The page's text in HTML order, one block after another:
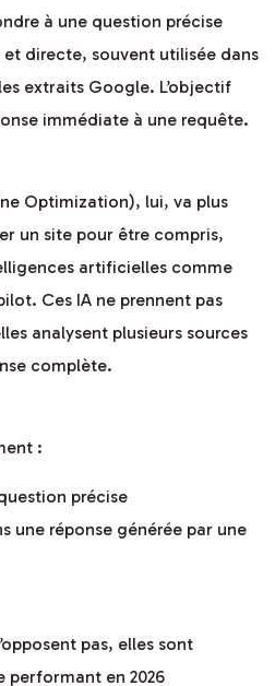
à une question précise
directe, souvent utilisée dans
extraits Google. L’objectif
immédiate à une requête.
Optimization), lui, va plus
un site pour être compris,
artificielles comme
Ces IA ne prennent pas
analysent plusieurs sources
complète.
:
précise
une réponse générée par une
pas, elles sont
performant en 2026